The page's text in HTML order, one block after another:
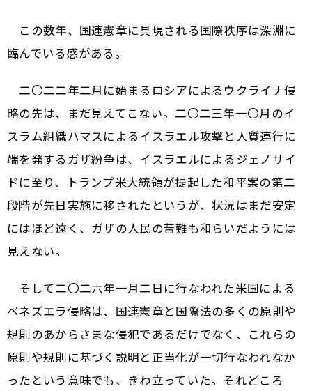
この数年、国連憲章に具現される国際秩序は深淵に
臨んでいる感がある。
二〇二二年二月に始まるロシアによるウクライナ侵
略の先は、まだ見えてこない。二〇二三年一〇月のイ
スラム組織ハマスによるイスラエル攻撃と人質連行に
端を発するガザ紛争は、イスラエルによるジェノサイ
ドに至り、トランプ米大統領が提起した和平案の第二
段階が先日実施に移されたというが、状況はまだ安定
にはほど遠く、ガザの人民の苦難も和らいだようには
見えない。
そして二〇二六年一月二日に行なわれた米国による
ベネズエラ侵略は、国連憲章と国際法の多くの原則や
規則のあからさまな侵犯であるだけでなく、これらの
原則や規則に基づく説明と正当化が一切行なわれなか
ったという意味でも、きわ立っていた。それどころ